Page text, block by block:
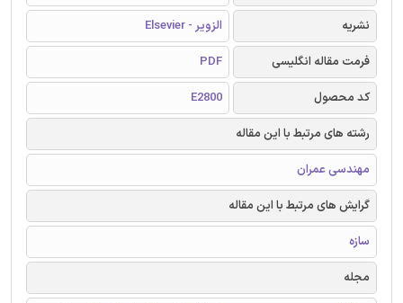
نشریه
الزویر - Elsevier
فرمت مقاله انگلیسی
PDF
کد محصول
E2800
رشته های مرتبط با این مقاله
مهندسی عمران
گرایش های مرتبط با این مقاله
سازه
مجله